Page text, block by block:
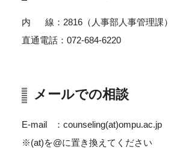
内 線：2816（人事部人事管理課）
直通電話：072-684-6220
メールでの相談
E-mail ：counseling(at)ompu.ac.jp
※(at)を@に置き換えてください